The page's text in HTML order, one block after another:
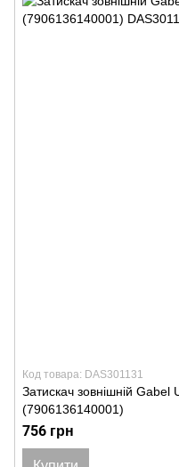
Код товара: DAS301131
Затискач зовнішній
(7906136140001)
756 грн